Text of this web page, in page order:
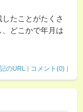
たことがたくさ
どこかで年月は
のURL | コメント(0) |